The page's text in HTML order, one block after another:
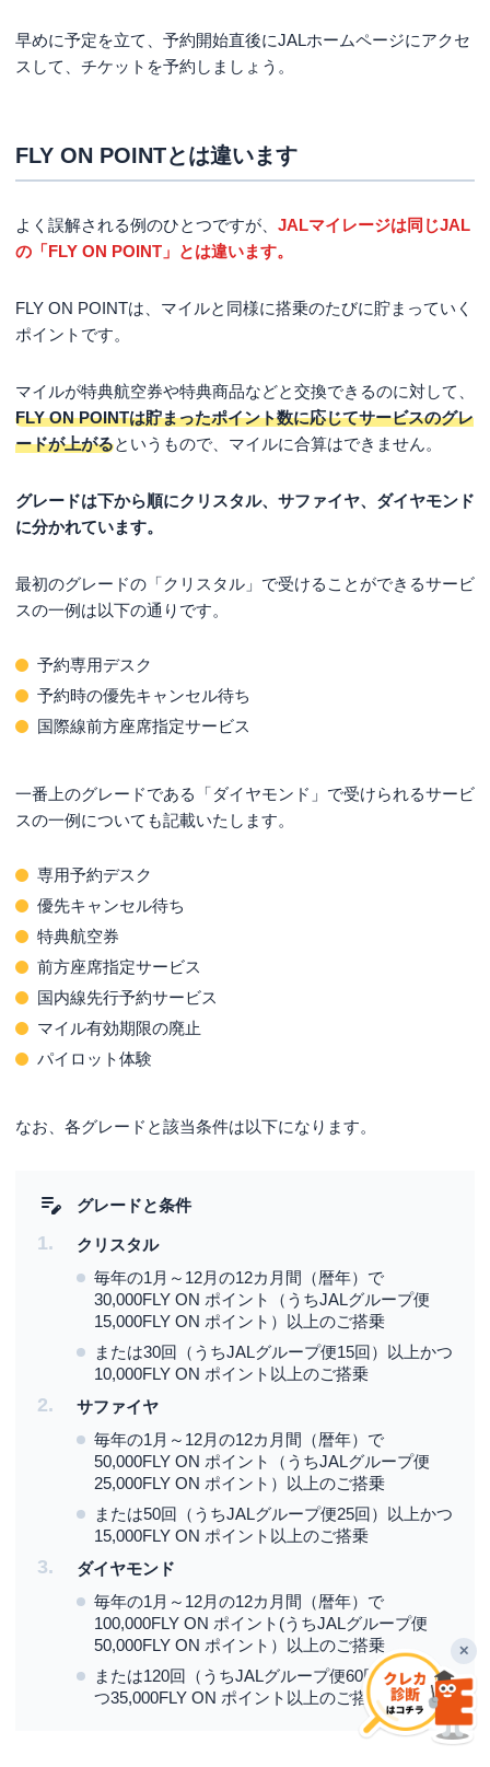
早めに予定を立て、予約開始直後にJALホームページにアクセ
スして、チケットを予約しましょう。
FLY ON POINTとは違います
よく誤解される例のひとつですが、 JALマイレージは同じJAL
の「FLY ON POINT」とは違います。
FLY ON POINTは、マイルと同様に搭乗のたびに貯まっていく
ポイントです。
マイルが特典航空券や特典商品などと交換できるのに対して、
FLY ON POINTは貯まったポイント数に応じてサービスのグレ
ードが上がるというもので、マイルに合算はできません。
グレードは下から順にクリスタル、サファイヤ、ダイヤモンド
に分かれています。
最初のグレードの「クリスタル」で受けることができるサービ
スの一例は以下の通りです。
予約専用デスク
予約時の優先キャンセル待ち
国際線前方座席指定サービス
一番上のグレードである「ダイヤモンド」で受けられるサービ
スの一例についても記載いたします。
専用予約デスク
優先キャンセル待ち
特典航空券
前方座席指定サービス
国内線先行予約サービス
マイル有効期限の廃止
パイロット体験
なお、各グレードと該当条件は以下になります。
グレードと条件
クリスタル
毎年の1月～12月の12カ月間（暦年）で
30,000FLY ON ポイント（うちJALグループ便
15,000FLY ON ポイント）以上のご搭乗
または30回（うちJALグループ便15回）以上かつ
10,000FLY ON ポイント以上のご搭乗
サファイヤ
毎年の1月～12月の12カ月間（暦年）で
50,000FLY ON ポイント（うちJALグループ便
25,000FLY ON ポイント）以上のご搭乗
または50回（うちJALグループ便25回）以上かつ
15,000FLY ON ポイント以上のご搭乗
ダイヤモンド
毎年の1月～12月の12カ月間（暦年）で
100,000FLY ON ポイント(うちJALグループ便
50,000FLY ON ポイント）以上のご搭乗
または120回（うちJALグループ便60回）以上か
つ35,000FLY ON ポイント以上のご搭乗
✕